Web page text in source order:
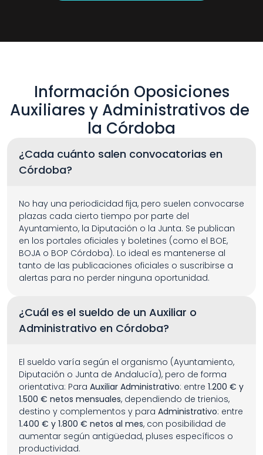
Auxiliares y Administrativos de
la Córdoba
¿Cada cuánto salen convocatorias en
Córdoba?
No hay una periodicidad fija, pero suelen convocarse
plazas cada cierto tiempo por parte del
Ayuntamiento, la Diputación o la Junta. Se publican
en los portales oficiales y boletines (como el BOE,
BOJA o BOP Córdoba). Lo ideal es mantenerse al
tanto de las publicaciones oficiales o suscribirse a
alertas para no perder ninguna oportunidad.
¿Cuál es el sueldo de un Auxiliar o
Administrativo en Córdoba?
El sueldo varía según el organismo (Ayuntamiento,
Diputación o Junta de Andalucía), pero de forma
orientativa: Para Auxiliar Administrativo: entre 1.200 € y
1.500 € netos mensuales, dependiendo de trienios,
destino y complementos y para Administrativo
1.400 € y 1.800 € netos al mes, con posibilidad de
aumentar según antigüedad, pluses específicos o
productividad.